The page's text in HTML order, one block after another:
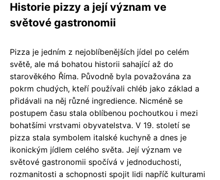
Historie pizzy a její význam ve
světové gastronomii
Pizza je jedním z nejoblíbenějších jídel po celém
světě, ale má bohatou historii sahající až do
starověkého Říma. Původně byla považována za
pokrm chudých, kteří používali chléb jako základ a
přidávali na něj různé ingredience. Nicméně se
postupem času stala oblíbenou pochoutkou i mezi
bohatšími vrstvami obyvatelstva. V 19. století se
pizza stala symbolem italské kuchyně a dnes je
ikonickým jídlem celého světa. Její význam ve
světové gastronomii spočívá v jednoduchosti,
rozmanitosti a schopnosti spojit lidi napříč kulturami